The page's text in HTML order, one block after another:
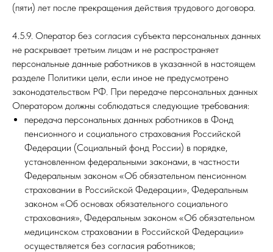
(пяти) лет после прекращения действия трудового договора.
4.5.9. Оператор без согласия субъекта персональных данных
не раскрывает третьим лицам и не распространяет
персональные данные работников в указанной в настоящем
разделе Политики цели, если иное не предусмотрено
законодательством РФ. При передаче персональных данных
Оператором должны соблюдаться следующие требования:
передача персональных данных работников в Фонд
пенсионного и социального страхования Российской
Федерации (Социальный фонд России) в порядке,
установленном федеральными законами, в частности
Федеральным законом «Об обязательном пенсионном
страховании в Российской Федерации», Федеральным
законом «Об основах обязательного социального
страхования», Федеральным законом «Об обязательном
медицинском страховании в Российской Федерации»
осуществляется без согласия работников;